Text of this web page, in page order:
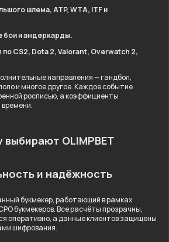
шлема, ATP, WTA, ITF и
бои и андеркарды.
CS2, Dota 2, Valorant, Overwatch 2,
направления — гандбол,
и многое другое. Каждое событие
росписью, а коэффициенты
выбирают OLIMPBET
и надёжность
букмекер, работающий в рамках
букмекеров. Все расчёты прозрачны,
оперативно, а данные клиентов защищены
шифрования.